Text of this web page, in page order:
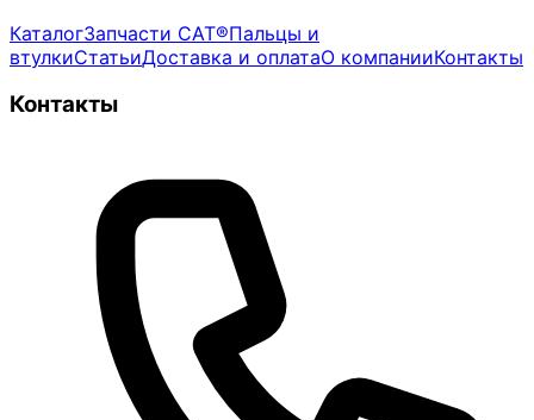
КаталогЗапчасти CAT®Пальцы и
втулкиСтатьиДоставка и оплатаО компанииКонтакты
Контакты